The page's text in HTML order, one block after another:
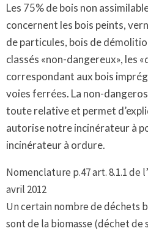
Les 75% de bois non
concernent les bois peints,
de particules, bois de
classés «non-dangereux», les
correspondant aux bois
voies ferrées. La non-
toute relative et permet
autorise notre incinérateur à
incinérateur à ordure.
Nomenclature p.47 art. 8.1.1 de
avril 2012
Un certain nombre de déchets
sont de la biomasse (déchet